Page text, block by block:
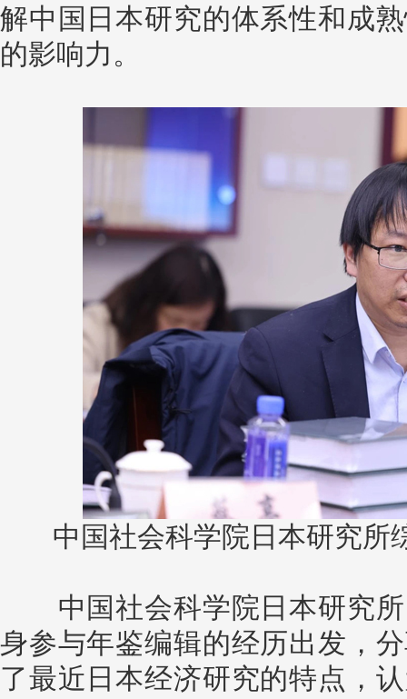
解中国日本研究的体系性和成
的影响力。
中国社会科学院日本研究所
中国社会科学院日本研究所
身参与年鉴编辑的经历出发，
了最近日本经济研究的特点，